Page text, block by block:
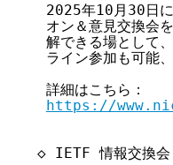
2025年10月30日
オン＆意見交換会
解できる場として
ライン参加も可能
詳細はこちら：
https://
◇ IETF 情報交換